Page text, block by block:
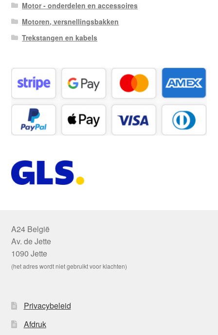
Motor - onderdelen en accessoires
Motoren, versnellingsbakken
Trekstangen en kabels
A24 België
Av. de Jette
1090 Jette
(het adres wordt niet gebruikt voor klachten)
Privacybeleid
Afdruk